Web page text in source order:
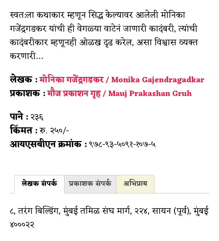
स्वत:ला कथाकार म्हणून सिद्ध केल्यावर आलेली मोनिका
गजेंद्रगडकर यांची ही वेगळ्या वाटेनं जाणारी कादंबरी, त्यांची
कादंबरीकार म्हणूनही ओळख दृढ करेल, असा विश्वास व्यक्त
करणारी…
लेखक :मोनिका गजेंद्रगडकर / Monika Gajendragadkar
प्रकाशक :मौज प्रकाशन गृह / Mauj Prakashan Gruh
पाने :२३६
किंमत :रु. २५०/-
आयएसबीएन क्रमांक :९७८-९३-५०९१-१०७-५
लेखक संपर्क प्रकाशक संपर्क अभिप्राय
८, तरंग बिल्डिंग, मुंबई तमिळ संघ मार्ग, २२४, सायन (पूर्व), मुंबई
४०००२२